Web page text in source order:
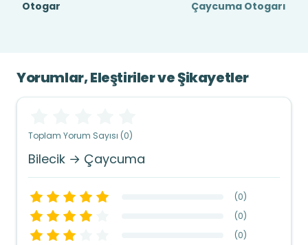
Otogar
Çaycuma Otogarı
Yorumlar, Eleştiriler ve Şikayetler
Toplam Yorum Sayısı (0)
Bilecik → Çaycuma
(0)
(0)
(0)